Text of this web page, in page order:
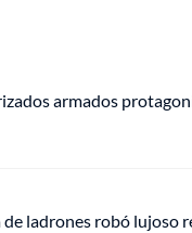
armados
de ladrones robó lujoso